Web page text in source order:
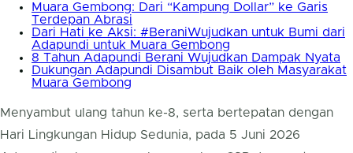
Muara Gembong: Dari “Kampung Dollar” ke Garis
Terdepan Abrasi
Dari Hati ke Aksi: #BeraniWujudkan untuk Bumi dari
Adapundi untuk Muara Gembong
8 Tahun Adapundi Berani Wujudkan Dampak Nyata
Dukungan Adapundi Disambut Baik oleh Masyarakat
Muara Gembong
Menyambut ulang tahun ke-8, serta bertepatan dengan
Hari Lingkungan Hidup Sedunia, pada 5 Juni 2026